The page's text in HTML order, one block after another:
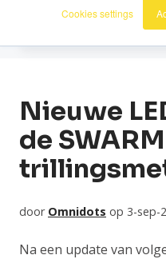
Cookies settings
Nieuwe
de SWARM
door Omnidots op 3-sep-
Na een update van